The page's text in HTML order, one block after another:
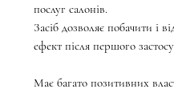
послуг салонів.
Засіб дозволяє побачити і
ефект після першого
Має багато позитивних